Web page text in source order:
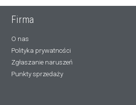
Firma
O nas
Polityka prywatności
Zgłaszanie naruszeń
Punkty sprzedaży